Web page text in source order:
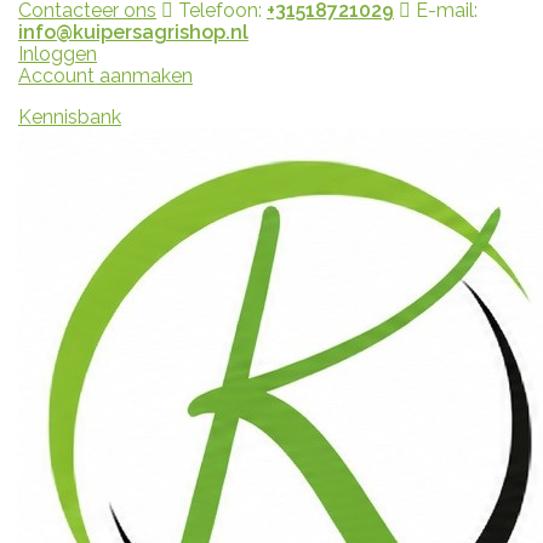
Contacteer ons Telefoon: +31518721029
E-mail:
info@kuipersagrishop.nl
Inloggen
Account aanmaken
Kennisbank